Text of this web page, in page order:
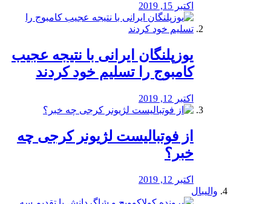
اکتبر 15, 2019
یوزپلنگان ایرانی با نتیجه عجیب
کامبوج را تسلیم خود کردند
اکتبر 12, 2019
از فوتبالیست لژیونر کرجی چه
خبر؟
اکتبر 12, 2019
والیبال